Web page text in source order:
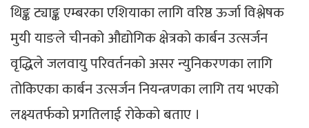
थिङ्क ट्याङ्क एम्बरका एशियाका लागि वरिष्ठ ऊर्जा विश्लेषक
मुयी याङले चीनको औद्योगिक क्षेत्रको कार्बन उत्सर्जन
वृद्धिले जलवायु परिवर्तनको असर न्युनिकरणका लागि
तोकिएका कार्बन उत्सर्जन नियन्त्रणका लागि तय भएको
लक्ष्यतर्फको प्रगतिलाई रोकेको बताए ।